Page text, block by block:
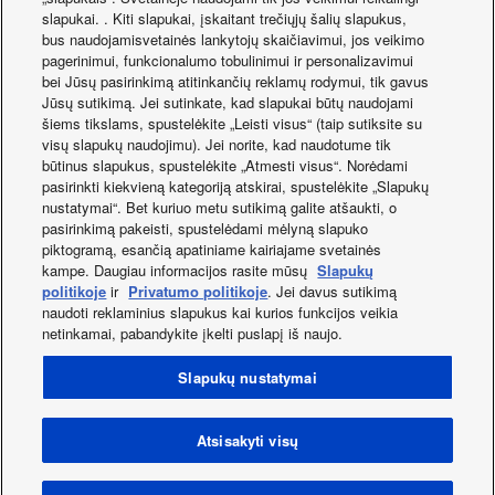
(Heat - Max)
Kas naujo
Facebook Instagram Youtube
Susisiekite su mums
Svetainės žemėlapis
Naudojimo sąlygos
Privatumo politika
Slapukų naudojimo politika
Data act
Naujienos
Energijos etiketės
Šalis / Kalba
Autorių teisės © 2026 Panasonic Marketing Europe GmbH.
slapukai. . Kiti slapukai, įskaitant trečiųjų šalių slapukus,
bus naudojamisvetainės lankytojų skaičiavimui, jos veikimo
pagerinimui, funkcionalumo tobulinimui ir personalizavimui
bei Jūsų pasirinkimą atitinkančių reklamų rodymui, tik gavus
Jūsų sutikimą. Jei sutinkate, kad slapukai būtų naudojami
šiems tikslams, spustelėkite „Leisti visus“ (taip sutiksite su
visų slapukų naudojimu). Jei norite, kad naudotume tik
būtinus slapukus, spustelėkite „Atmesti visus“. Norėdami
pasirinkti kiekvieną kategoriją atskirai, spustelėkite „Slapukų
nustatymai“. Bet kuriuo metu sutikimą galite atšaukti, o
pasirinkimą pakeisti, spustelėdami mėlyną slapuko
piktogramą, esančią apatiniame kairiajame svetainės
kampe. Daugiau informacijos rasite mūsų Slapukų
politikoje ir Privatumo politikoje. Jei davus sutikimą
naudoti reklaminius slapukus kai kurios funkcijos veikia
netinkamai, pabandykite įkelti puslapį iš naujo.
Slapukų nustatymai
Atsisakyti visų